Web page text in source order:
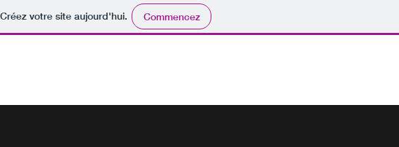
votre site aujourd'hui. Commencez